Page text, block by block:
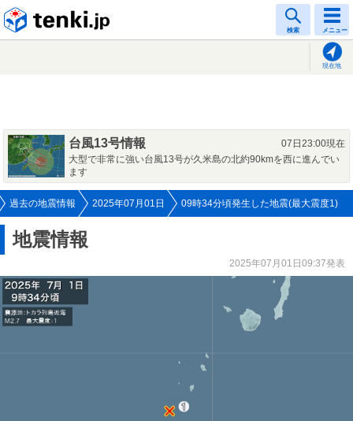
検索 メニュー
現在地
台風13号情報
07日23:00現在
大型で非常に強い台風13号が久米島の北約90kmを西に進んでい
ます
過去の地震情報 2025年07月01日 09時34分頃発生した地震(最大震度1)
地震情報
2025年07月01日09:37発表